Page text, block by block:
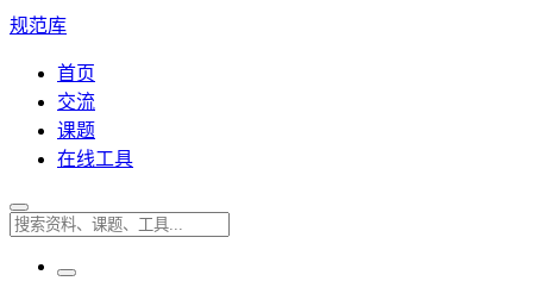
规范库
首页
交流
课题
在线工具